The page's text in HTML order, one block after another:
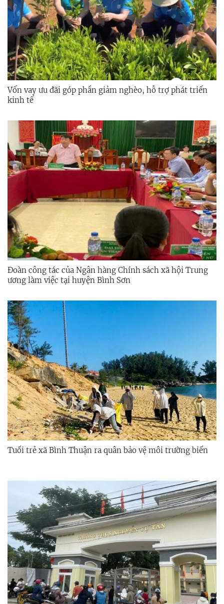
Vốn vay ưu đãi góp phần giảm nghèo, hỗ trợ phát triển
kinh tế
Đoàn công tác của Ngân hàng Chính sách xã hội Trung
ương làm việc tại huyện Bình Sơn
Tuổi trẻ xã Bình Thuận ra quân bảo vệ môi trường biển